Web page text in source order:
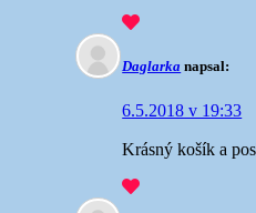
Daglarka napsal:
6.5.2018 v 19:33
Krásný košík a